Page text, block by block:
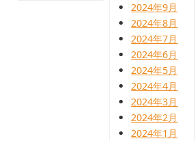
2024年9月
2024年8月
2024年7月
2024年6月
2024年5月
2024年4月
2024年3月
2024年2月
2024年1月